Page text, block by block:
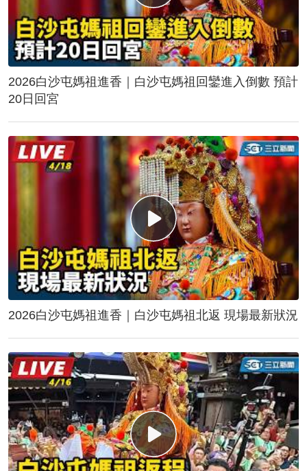
2026白沙屯媽祖進香｜白沙屯媽祖回鑾進入倒數 預計
20日回宮
2026白沙屯媽祖進香｜白沙屯媽祖北返 現場最新狀況